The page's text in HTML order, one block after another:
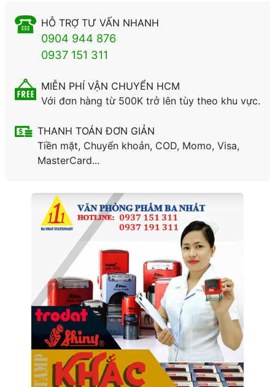
HỖ TRỢ TƯ VẤN NHANH
0904 944 876
0937 151 311
MIỄN PHÍ VẬN CHUYỂN HCM
Với đơn hàng từ 500K trở lên tùy theo khu vực.
THANH TOÁN ĐƠN GIẢN
Tiền mặt, Chuyển khoản, COD, Momo, Visa,
MasterCard...